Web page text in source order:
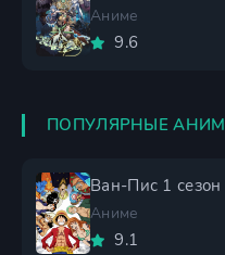
Аниме
9.6
ПОПУЛЯРНЫЕ
Ван-Пис 1 сезон
Аниме
9.1